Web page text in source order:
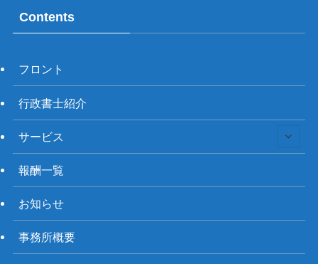
Contents
フロント
行政書士紹介
サービス
報酬一覧
お知らせ
事務所概要